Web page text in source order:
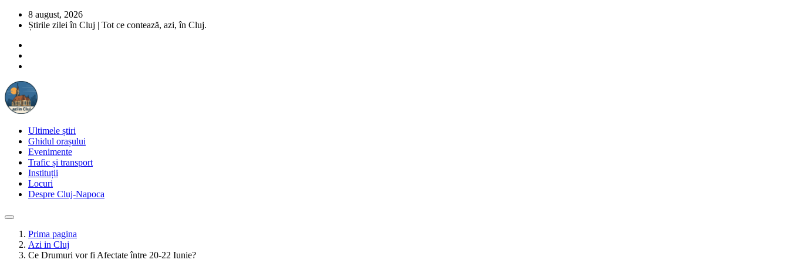
8 august, 2026
Știrile zilei în Cluj | Tot ce contează, azi, în Cluj.
Ultimele știri
Ghidul orașului
Evenimente
Trafic și transport
Instituții
Locuri
Despre Cluj-Napoca
Prima pagina
Azi in Cluj
Ce Drumuri vor fi Afectate între 20-22 Iunie?